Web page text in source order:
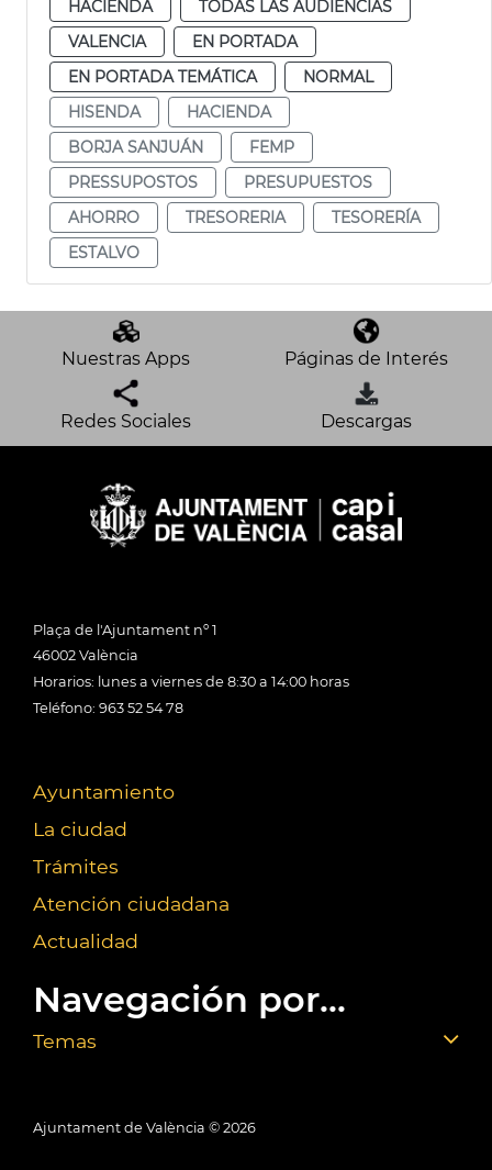
HACIENDA
TODAS LAS AUDIENCIAS
VALENCIA
EN PORTADA
EN PORTADA TEMÁTICA
NORMAL
HISENDA
HACIENDA
BORJA SANJUÁN
FEMP
PRESSUPOSTOS
PRESUPUESTOS
AHORRO
TRESORERIA
TESORERÍA
ESTALVO
Nuestras Apps Páginas de Interés
Redes Sociales Descargas
Plaça de l'Ajuntament nº 1
46002 València
Horarios: lunes a viernes de 8:30 a 14:00 horas
Teléfono: 963 52 54 78
Ayuntamiento
La ciudad
Trámites
Atención ciudadana
Actualidad
Navegación por...
Temas
Ajuntament de València © 2026